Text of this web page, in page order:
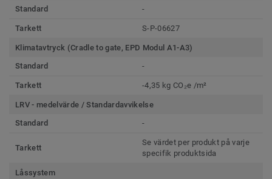
Standard
-
Tarkett S-P-06627
Klimatavtryck (Cradle to gate, EPD Modul A1-A3)
Standard
-
Tarkett -4,35 kg CO₂e /m²
LRV - medelvärde / Standardavvikelse
Standard
-
Tarkett
Se värdet per produkt på varje
specifik produktsida
Låssystem